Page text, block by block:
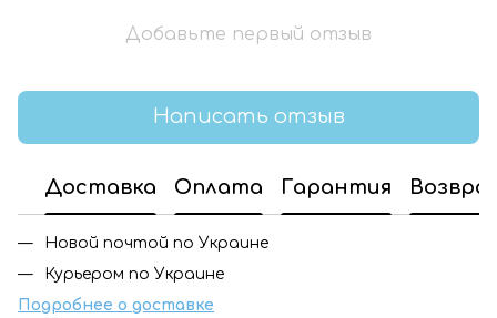
Добавьте первый отзыв
Написать отзыв
Доставка Оплата Гарантия
Новой почтой по Украине
Курьером по Украине
Подробнее о доставке